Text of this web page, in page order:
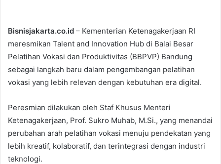
Bisnisjakarta.co.id – Kementerian Ketenagakerjaan RI
meresmikan Talent and Innovation Hub di Balai Besar
Pelatihan Vokasi dan Produktivitas (BBPVP) Bandung
sebagai langkah baru dalam pengembangan pelatihan
vokasi yang lebih relevan dengan kebutuhan era digital.
Peresmian dilakukan oleh Staf Khusus Menteri
Ketenagakerjaan, Prof. Sukro Muhab, M.Si., yang menandai
perubahan arah pelatihan vokasi menuju pendekatan yang
lebih kreatif, kolaboratif, dan terintegrasi dengan industri
teknologi.